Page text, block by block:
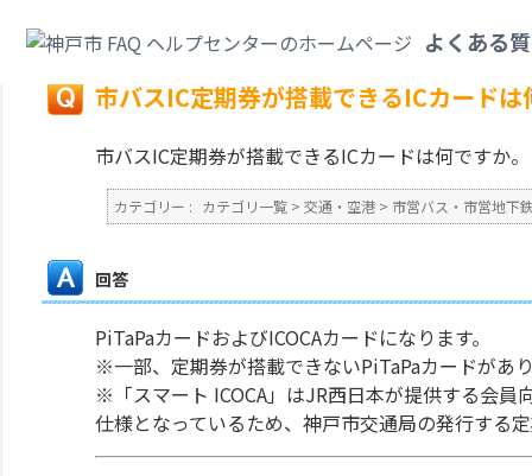
よくある
戻る
市バスIC定期券が搭載できるICカードは
市バスIC定期券が搭載できるICカードは何ですか。
カテゴリー : カテゴリ一覧 > 交通・空港 > 市営バス・市営地下
回答
PiTaPaカードおよびICOCAカードになります。
※一部、定期券が搭載できないPiTaPaカードがあ
※「スマート ICOCA」はJR西日本が提供する会
仕様となっているため、神戸市交通局の発行する